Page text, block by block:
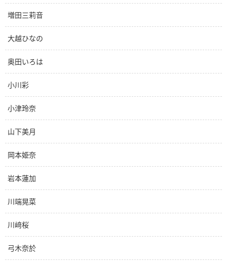
増田三莉音
大越ひなの
奥田いろは
小川彩
小津玲奈
山下美月
岡本姫奈
岩本蓮加
川端晃菜
川﨑桜
弓木奈於